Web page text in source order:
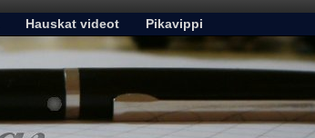
Hauskat videot Pikavippi